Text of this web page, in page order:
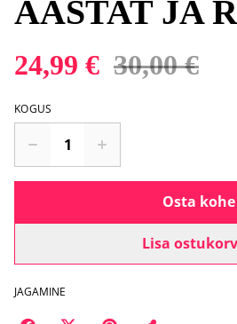
AASTAT JA
24,99 € 30,00 €
KOGUS
Osta kohe
Lisa
JAGAMINE